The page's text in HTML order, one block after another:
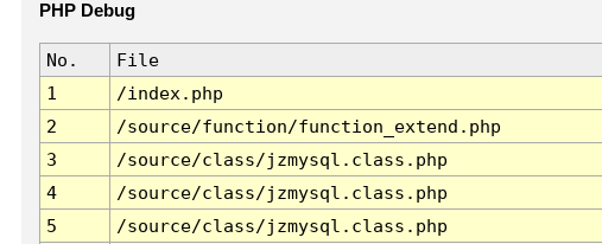
PHP Debug
No. File
1
/index.php
2
/source/function/function_extend.php
3
/source/class/jzmysql.class.php
4
/source/class/jzmysql.class.php
5
/source/class/jzmysql.class.php